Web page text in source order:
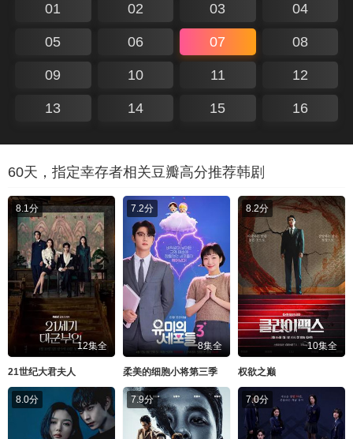
01 02 03 04
05 06 07 08
09 10 11 12
13 14 15 16
60天，指定幸存者相关豆瓣高分推荐韩剧
8.1分
12集全
21世纪大君夫人
7.2分
8集全
柔美的细胞小将第三季
8.2分
10集全
权欲之巅
8.0分 7.9分 7.0分